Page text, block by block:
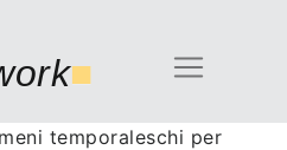
■
temporaleschi per